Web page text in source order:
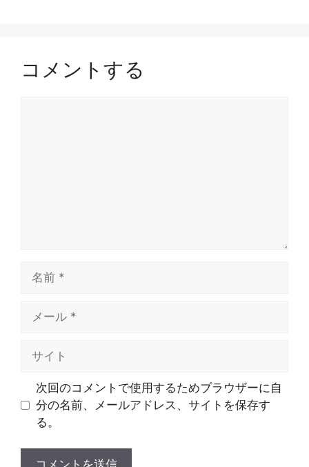
コメントする
次回のコメントで使用するためブラウザーに自
分の名前、メールアドレス、サイトを保存す
る。